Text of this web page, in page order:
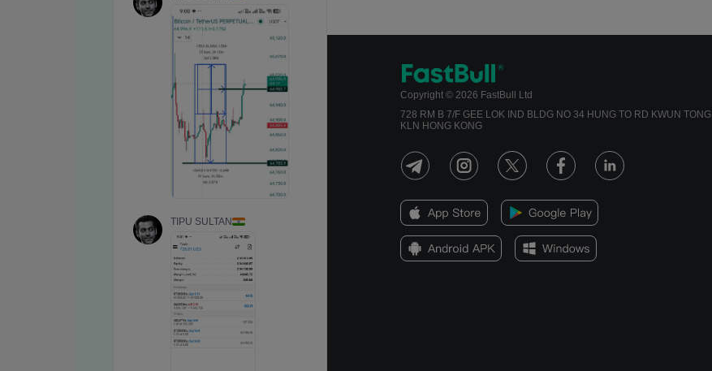
Copyright © 2026 FastBull Ltd
728 RM B 7/F GEE LOK IND BLDG NO 34 HUNG TO RD KWUN TONG
KLN HONG KONG